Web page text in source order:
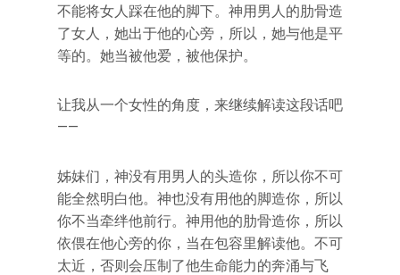
不能将女人踩在他的脚下。神用男人的肋骨造
了女人，她出于他的心旁，所以，她与他是平
等的。她当被他爱，被他保护。
让我从一个女性的角度，来继续解读这段话吧
——
姊妹们，神没有用男人的头造你，所以你不可
能全然明白他。神也没有用他的脚造你，所以
你不当牵绊他前行。神用他的肋骨造你，所以
依偎在他心旁的你，当在包容里解读他。不可
太近，否则会压制了他生命能力的奔涌与飞